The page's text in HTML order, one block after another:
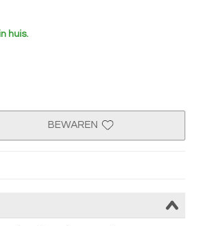
huis.
BEWAREN